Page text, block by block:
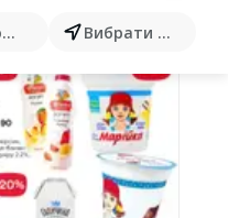
товарів... Вибрати місто